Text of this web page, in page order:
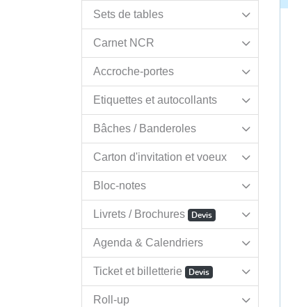
Sets de tables
Carnet NCR
Accroche-portes
Etiquettes et autocollants
Bâches / Banderoles
Carton d'invitation et voeux
Bloc-notes
Livrets / Brochures Devis
Agenda & Calendriers
Ticket et billetterie Devis
Roll-up